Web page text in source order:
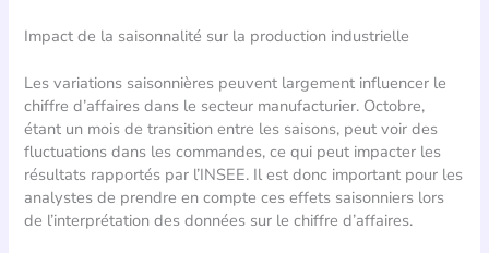
Impact de la saisonnalité sur la production industrielle
Les variations saisonnières peuvent largement influencer le
chiffre d’affaires dans le secteur manufacturier. Octobre,
étant un mois de transition entre les saisons, peut voir des
fluctuations dans les commandes, ce qui peut impacter les
résultats rapportés par l’INSEE. Il est donc important pour les
analystes de prendre en compte ces effets saisonniers lors
de l’interprétation des données sur le chiffre d’affaires.